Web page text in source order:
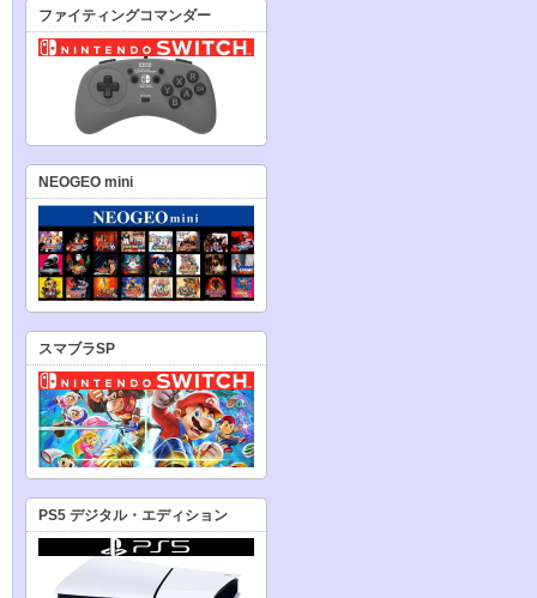
ファイティングコマンダー
NEOGEO mini
スマブラSP
PS5 デジタル・エディション